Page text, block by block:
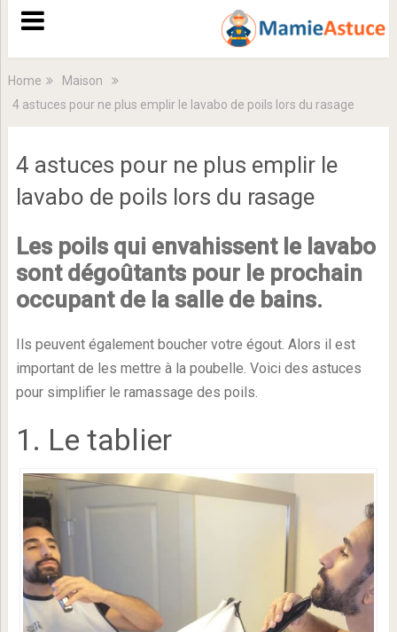
Home
Maison
4 astuces pour ne plus emplir le lavabo de poils lors du rasage
4 astuces pour ne plus emplir le
lavabo de poils lors du rasage
Les poils qui envahissent le lavabo
sont dégoûtants pour le prochain
occupant de la salle de bains.
Ils peuvent également boucher votre égout. Alors il est
important de les mettre à la poubelle. Voici des astuces
pour simplifier le ramassage des poils.
1. Le tablier